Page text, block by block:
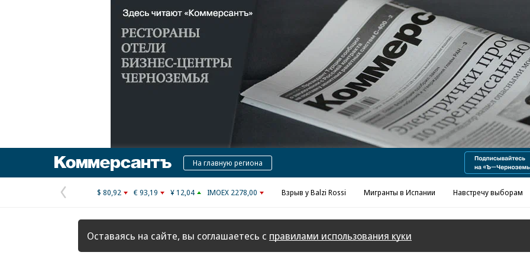
Реклама в «Ъ» www.kommersant.ru/ad
КоммерсантъНа главную региона
Предыдущая
страница
$ 80,92 € 93,19 ¥ 12,04 IMOEX 2278,00 Взрыв у Balzi Rossi Мигранты в Испании Навстречу выборам
Оставаясь на сайте, вы соглашаетесь с правилами использования куки